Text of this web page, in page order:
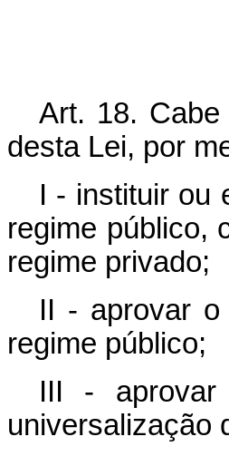
Art. 18.
desta Lei, por
I - instituir ou
regime público,
regime privado;
II - aprovar o
regime público;
III -
universalização